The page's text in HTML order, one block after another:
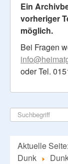
Ein
vorheriger
möglich.
Bei Fragen
oder Tel.
Suchen
...
Aktuelle Seite:
Dunk